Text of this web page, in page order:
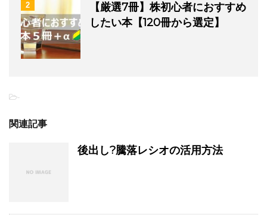
2
【厳選7冊】株初心者におすすめ
したい本【120冊から選定】
-
関連記事
後出し?騰落レシオの活用方法